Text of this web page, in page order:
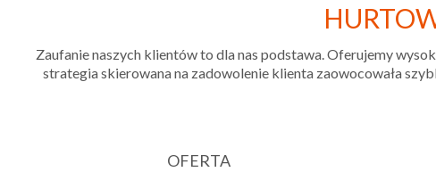
Zaufanie naszych klientów to dla nas podstawa. Oferujemy
strategia skierowana na zadowolenie klienta zaowocowała
OFERTA